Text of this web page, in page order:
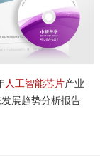
芯片产业
析报告
2024-
情分